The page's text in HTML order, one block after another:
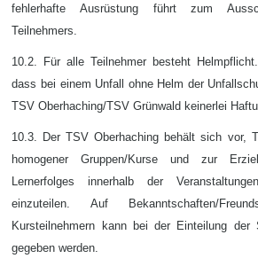
fehlerhafte Ausrüstung führt zum
Teilnehmers.
10.2. Für alle Teilnehmer besteht
dass bei einem Unfall ohne Helm der
TSV Oberhaching/TSV Grünwald keinerlei
10.3. Der TSV Oberhaching behält sich vor,
homogener Gruppen/Kurse und zur
Lernerfolges innerhalb der
einzuteilen. Auf Bekanntschaften/
Kursteilnehmern kann bei der Einteilung der
gegeben werden.